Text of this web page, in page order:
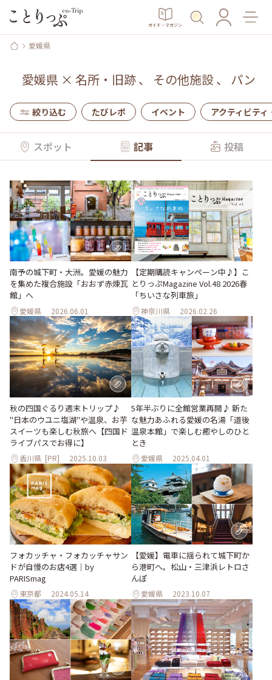
ガイド・マガジン
愛媛県
愛媛県× 名所・旧跡、 その他施設、 パン
絞り込む たびレポ イベント アクティビティ
スポット 記事 投稿
南予の城下町・大洲。愛媛の魅力
を集めた複合施設「おおず赤煉瓦
館」へ
愛媛県 2026.06.01
【定期購読キャンペーン中♪】こ
とりっぷMagazine Vol.48 2026春
「ちいさな列車旅」
神奈川県 2026.02.26
秋の四国ぐるり週末トリップ♪
"日本のウユニ塩湖"や温泉、お芋
スイーツも楽しむ秋旅へ【四国ド
ライブパスでお得に】
香川県 [PR] 2025.10.03
5年半ぶりに全館営業再開♪ 新た
な魅力あふれる愛媛の名湯「道後
温泉本館」で楽しむ癒やしのひと
とき
愛媛県 2025.04.01
フォカッチャ・フォカッチャサン
ドが自慢のお店4選｜by
PARISmag
東京都 2024.05.14
【愛媛】電車に揺られて城下町か
ら港町へ。松山・三津浜レトロさ
んぽ
愛媛県 2023.10.07